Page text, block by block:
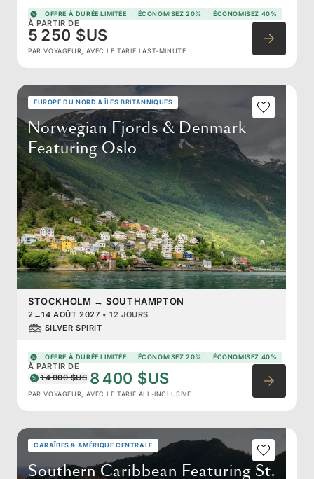
OFFRE À DURÉE LIMITÉE ÉCONOMISEZ 20% ÉCONOMISEZ 40%
À PARTIR DE
5 250 $US
PAR VOYAGEUR, AVEC LE TARIF LAST-MINUTE
EUROPE DU NORD & ÎLES BRITANNIQUES
Norwegian Fjords & Denmark
Featuring Oslo
STOCKHOLM → SOUTHAMPTON
2 →14 AOÛT 2027 •12 JOURS
SILVER SPIRIT
OFFRE À DURÉE LIMITÉE ÉCONOMISEZ 20% ÉCONOMISEZ 40%
À PARTIR DE
14 000 $US 8 400 $US
PAR VOYAGEUR, AVEC LE TARIF ALL-INCLUSIVE
CARAÏBES & AMÉRIQUE CENTRALE
Southern Caribbean Featuring St.